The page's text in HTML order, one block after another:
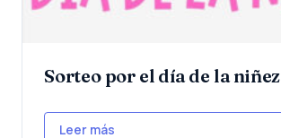
Sorteo por el día de la niñez
Leer más